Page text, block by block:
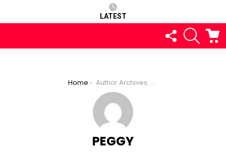
LATEST
FOLLOW
US
SEARCH
Home Author Archives: Peggy
PEGGY